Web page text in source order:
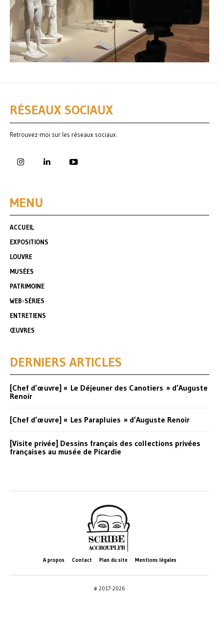
RÉSEAUX SOCIAUX
Retrouvez-moi sur les réseaux sociaux.
MENU
ACCUEIL
EXPOSITIONS
LOUVRE
MUSÉES
PATRIMOINE
WEB-SÉRIES
ENTRETIENS
ŒUVRES
DERNIERS ARTICLES
[Chef d’œuvre] « Le Déjeuner des Canotiers » d’Auguste
Renoir
[Chef d’œuvre] « Les Parapluies » d’Auguste Renoir
[Visite privée] Dessins français des collections privées
françaises au musée de Picardie
A propos Contact Plan du site Mentions légales
© 2017-2026